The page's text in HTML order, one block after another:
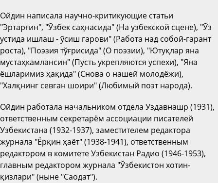
Ойдин написала научно-критикующие статьи
"Эртарғин", "Ўзбек саҳнасида" (На узбекской сцене), "Ўз
устида ишлаш - ўсиш гарови" (Работа над собой-гарант
роста), "Поэзия тўғрисида" (О поэзии), "Ютуқлар яна
мустаҳкамлансин" (Пусть укрепляются успехи), "Яна
ёшларимиз ҳақида" (Снова о нашей молодёжи),
"Халқнинг севган шоири" (Любимый поэт народа).
Ойдин работала начальником отдела Уздавнашр (1931),
ответственным секретарём ассоциации писателей
Узбекистана (1932-1937), заместителем редактора
журнала "Ёрқин ҳаёт" (1938-1941), ответственным
редактором в комитете Узбекистан Радио (1946-1953),
главным редактором журнала "Ўзбекистон хотин-
қизлари" (ныне "Саодат").